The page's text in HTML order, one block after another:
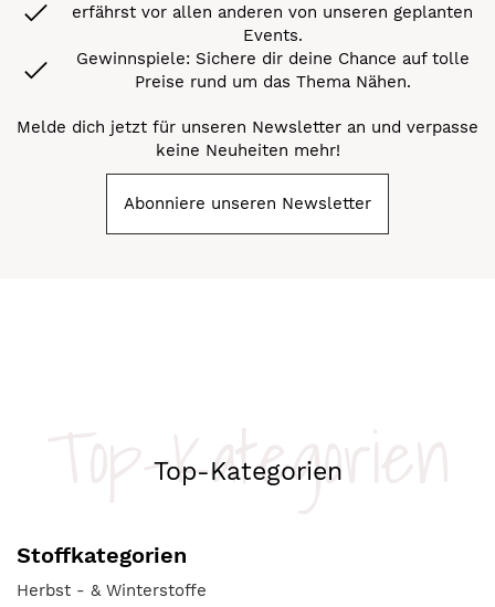
erfährst vor allen anderen von unseren geplanten
Events.
Gewinnspiele: Sichere dir deine Chance auf tolle
Preise rund um das Thema Nähen.
Melde dich jetzt für unseren Newsletter an und verpasse
keine Neuheiten mehr!
Abonniere unseren Newsletter
Top-Kategorien
Top-Kategorien
Stoffkategorien
Herbst - & Winterstoffe